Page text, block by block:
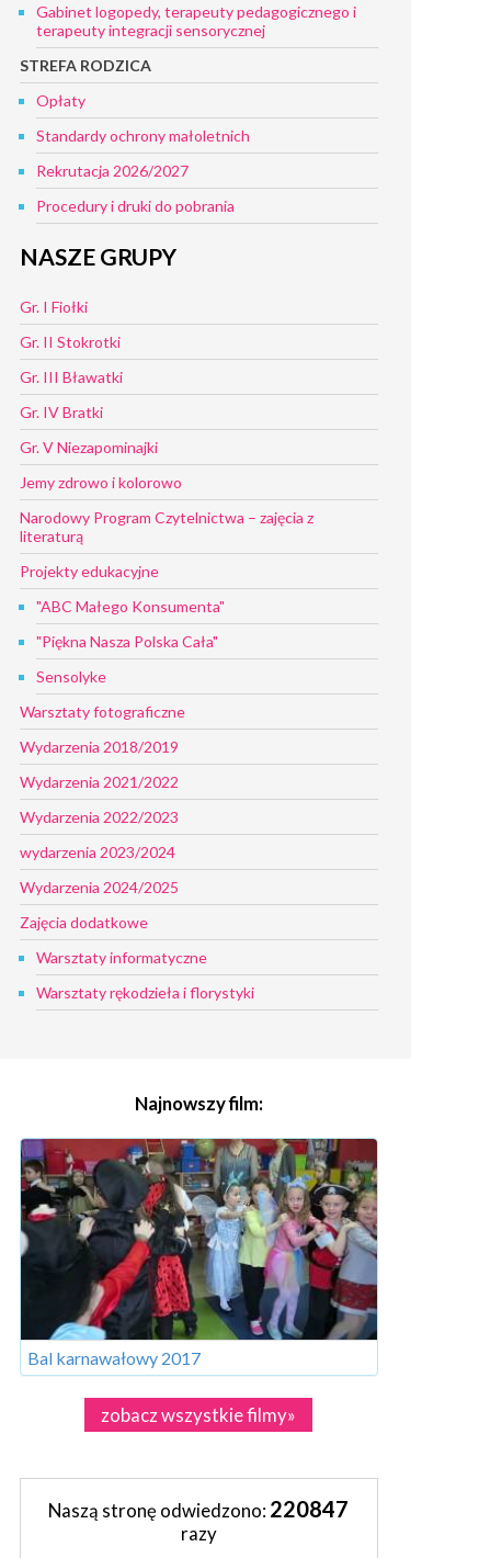
Gabinet logopedy, terapeuty pedagogicznego i
terapeuty integracji sensorycznej
STREFA RODZICA
Opłaty
Standardy ochrony małoletnich
Rekrutacja 2026/2027
Procedury i druki do pobrania
NASZE GRUPY
Gr. I Fiołki
Gr. II Stokrotki
Gr. III Bławatki
Gr. IV Bratki
Gr. V Niezapominajki
Jemy zdrowo i kolorowo
Narodowy Program Czytelnictwa – zajęcia z
literaturą
Projekty edukacyjne
"ABC Małego Konsumenta"
"Piękna Nasza Polska Cała"
Sensolyke
Warsztaty fotograficzne
Wydarzenia 2018/2019
Wydarzenia 2021/2022
Wydarzenia 2022/2023
wydarzenia 2023/2024
Wydarzenia 2024/2025
Zajęcia dodatkowe
Warsztaty informatyczne
Warsztaty rękodzieła i florystyki
Najnowszy film:
Bal karnawałowy 2017
zobacz wszystkie filmy»
Naszą stronę odwiedzono: 220847
razy